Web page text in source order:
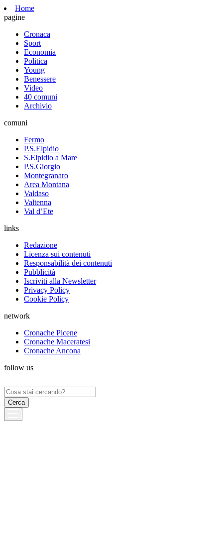
Home
pagine
Cronaca
Sport
Economia
Politica
Young
Benessere
Video
40 comuni
Archivio
comuni
Fermo
P.S.Elpidio
S.Elpidio a Mare
P.S.Giorgio
Montegranaro
Area Montana
Valdaso
Valtenna
Val d’Ete
links
Redazione
Licenza sui contenuti
Responsabilità dei contenuti
Pubblicità
Iscriviti alla Newsletter
Privacy Policy
Cookie Policy
network
Cronache Picene
Cronache Maceratesi
Cronache Ancona
follow us
Ricerca
per: